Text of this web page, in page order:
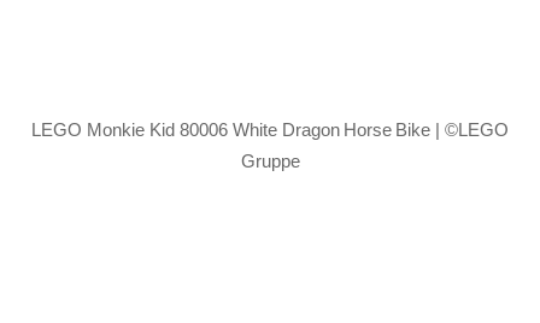
LEGO Monkie Kid 80006 White Dragon Horse Bike | ©LEGO
Gruppe